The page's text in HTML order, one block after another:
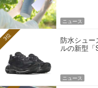
ニュース
防水シュー
ルの新型
3位
ニュース